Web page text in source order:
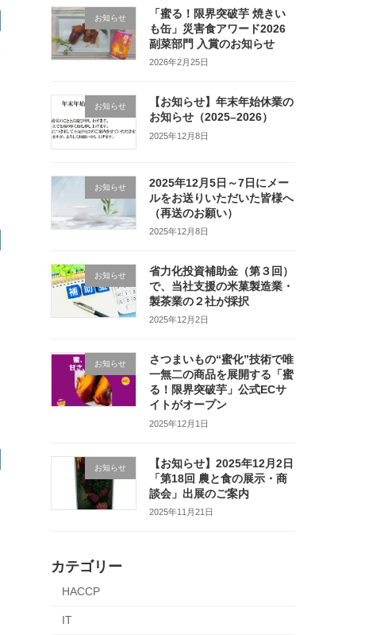
お知らせ
「蜜る！限界突破芋 焼きい
も缶」災害食アワード2026
副菜部門 入賞のお知らせ
2026年2月25日
お知らせ
【お知らせ】年末年始休業の
お知らせ（2025–2026）
2025年12月8日
お知らせ
2025年12月5日～7日にメー
ルをお送りいただいた皆様へ
（再送のお願い）
2025年12月8日
お知らせ
省力化投資補助金（第３回）
で、当社支援の米菓製造業・
製茶業の２社が採択
2025年12月2日
お知らせ
さつまいもの“蜜化”技術で唯
一無二の商品を展開する「蜜
る！限界突破芋」公式ECサ
イトがオープン
2025年12月1日
お知らせ
【お知らせ】2025年12月2日
「第18回 農と食の展示・商
談会」出展のご案内
2025年11月21日
カテゴリー
HACCP
IT